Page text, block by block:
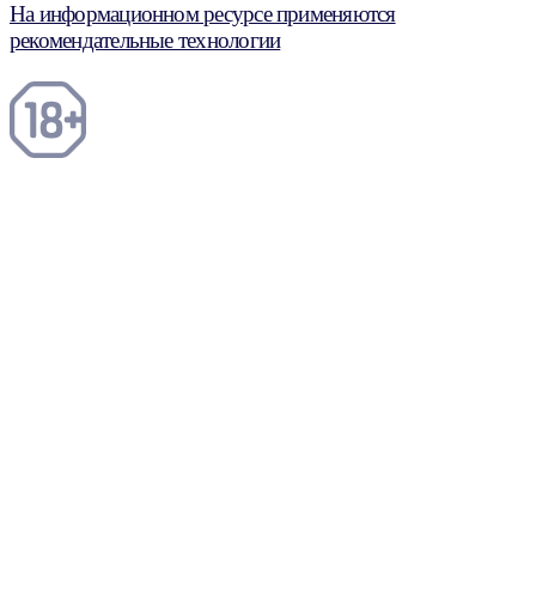
На информационном ресурсе применяются
рекомендательные технологии